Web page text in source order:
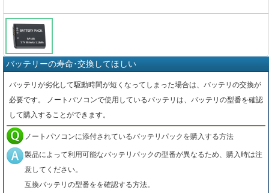
バッテリーの寿命･交換してほしい
バッテリが劣化して駆動時間が短くなってしまった場合は、バッテリの交換が
必要です。 ノートパソコンで使用しているバッテリは、バッテリの型番を確認
して購入することができます。
ノートパソコンに添付されているバッテリパックを購入する方法
製品によって利用可能なバッテリパックの型番が異なるため、購入時は注
意してください。
互換バッテリの型番をを確認する方法。